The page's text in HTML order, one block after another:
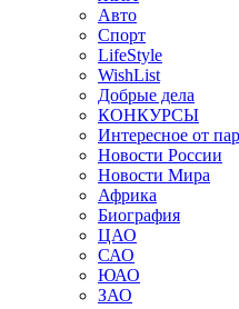
Авто
Спорт
LifeStyle
WishList
Добрые дела
КОНКУРСЫ
Интересное от
Новости России
Новости Мира
Африка
Биография
ЦАО
САО
ЮАО
ЗАО